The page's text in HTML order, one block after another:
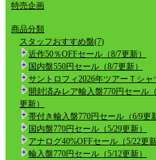
特売企画
商品分類
スタッフおすすめ盤(7)
近作50％OFFセール（8/7更新）
国内盤550円セール（8/7更新）
サントロフィ2026年ツアーＴシャ
開封済みレア輸入盤770円セール
更新）
帯付き輸入盤770円セール（6/9更
国内盤770円セール（5/29更新）
アナログ40%OFFセール（5/22更新
輸入盤770円セール（5/12更新）